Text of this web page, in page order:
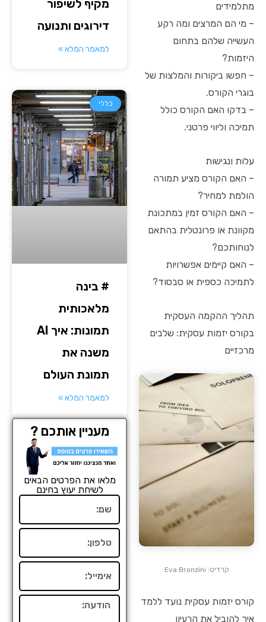
מתלמידים
– מי הם המרצים ומה רקע
העשייה שלהם בתחום
היזמות?
– חפשו ביקורות והמלצות של
בוגרי הקורס.
– בדקו האם הקורס כולל
תמיכה וליווי פרטני.
עלות ונגישות
– האם הקורס מציע תמורה
הולמת למחיר?
– האם הקורס זמין במתכונת
מקוונת או פרונטלית בהתאם
לנוחותכם?
– האם קיימים אפשרויות
לתמיכה כספית או סבסוד?
תהליך ההקמה העסקית
בקורס יזמות עסקית: שלבים
מרכזיים
קרדיט: Eva Bronzini
קורס יזמות עסקית נועד ללמד
איך להוביל את הרעיון
מקיף לשיפור
דירוגים ותנועה
למאמר המלא »
כללי
# בינה
מלאכותית
תמונות: איך AI
משנה את
תמונת העולם
למאמר המלא »
מעניין אותכם ?
מלאו את הפרטים הבאים
לשיחת יעוץ בחינם
הודעה